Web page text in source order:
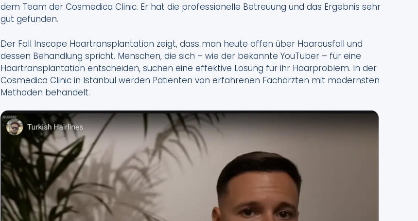
dem Team der Cosmedica Clinic. Er hat die professionelle Betreuung und das Ergebnis sehr
gut gefunden.
Der Fall Inscope Haartransplantation zeigt, dass man heute offen über Haarausfall und
dessen Behandlung spricht. Menschen, die sich – wie der bekannte YouTuber – für eine
Haartransplantation entscheiden, suchen eine effektive Lösung für ihr Haarproblem. In der
Cosmedica Clinic in Istanbul werden Patienten von erfahrenen Fachärzten mit modernsten
Methoden behandelt.